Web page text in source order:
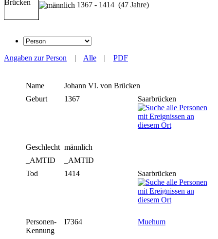
1367 - 1414 (47 Jahre)
Angaben zur Person | Alle | PDF
Name Johann VI. von Brücken
Geburt
1367 Saarbrücken
Geschlecht männlich
_AMTID
_AMTID
Tod
1414 Saarbrücken
Personen-
Kennung
I7364 Muehum